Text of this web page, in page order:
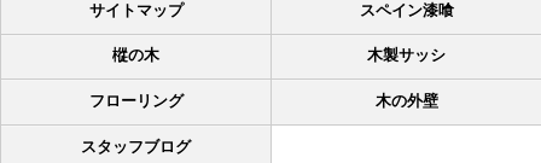
サイトマップ スペイン漆喰
樅の木 木製サッシ
フローリング 木の外壁
スタッフブログ